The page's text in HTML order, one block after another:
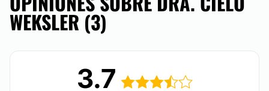
ubicadas en la ciudad deBuenos Aires.
Posibilidad de videoconsulta:
Financiación o facilidades de pago:
TRATAMIENTOS DE BELLEZA
Tratamientos para estrías
WEKSLER (3)
3.7